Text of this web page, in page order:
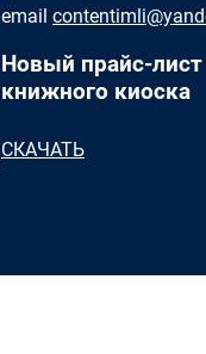
email
Новый прайс-лист
книжного киоска
СКАЧАТЬ